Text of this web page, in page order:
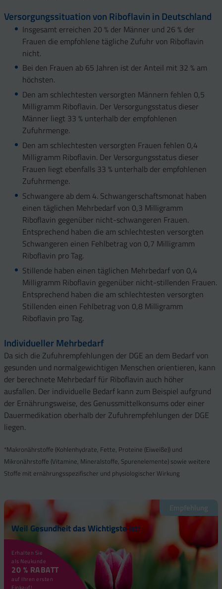
Versorgungssituation von Riboflavin in Deutschland
Insgesamt erreichen 20 % der Männer und 26 % der
Frauen die empfohlene tägliche Zufuhr von Riboflavin
nicht.
Bei den Frauen ab 65 Jahren ist der Anteil mit 32 % am
höchsten.
Den am schlechtesten versorgten Männern fehlen 0,5
Milligramm Riboflavin. Der Versorgungsstatus dieser
Männer liegt 33 % unterhalb der empfohlenen
Zufuhrmenge.
Den am schlechtesten versorgten Frauen fehlen 0,4
Milligramm Riboflavin. Der Versorgungsstatus dieser
Frauen liegt ebenfalls 33 % unterhalb der empfohlenen
Zufuhrmenge.
Schwangere ab dem 4. Schwangerschaftsmonat haben
einen täglichen Mehrbedarf von 0,3 Milligramm
Riboflavin gegenüber nicht-schwangeren Frauen.
Entsprechend haben die am schlechtesten versorgten
Schwangeren einen Fehlbetrag von 0,7 Milligramm
Riboflavin pro Tag.
Stillende haben einen täglichen Mehrbedarf von 0,4
Milligramm Riboflavin gegenüber nicht-stillenden Frauen.
Entsprechend haben die am schlechtesten versorgten
Stillenden einen Fehlbetrag von 0,8 Milligramm
Riboflavin pro Tag.
Individueller Mehrbedarf
Da sich die Zufuhrempfehlungen der DGE an dem Bedarf von
gesunden und normalgewichtigen Menschen orientieren, kann
der berechnete Mehrbedarf für Riboflavin auch höher
ausfallen. Der individuelle Bedarf kann zum Beispiel aufgrund
der Ernährungsweise, des Genussmittelkonsums oder einer
Dauermedikation oberhalb der Zufuhrempfehlungen der DGE
liegen.
*Makronährstoffe (Kohlenhydrate, Fette, Proteine (Eiweiße)) und
Mikronährstoffe (Vitamine, Mineralstoffe, Spurenelemente) sowie weitere
Stoffe mit ernährungsspezifischer und physiologischer Wirkung
Empfehlung
Weil Gesundheit das Wichtigste ist!
Erhalten Sie
als Neukunde
20 % RABATT
auf Ihren ersten
Einkauf!